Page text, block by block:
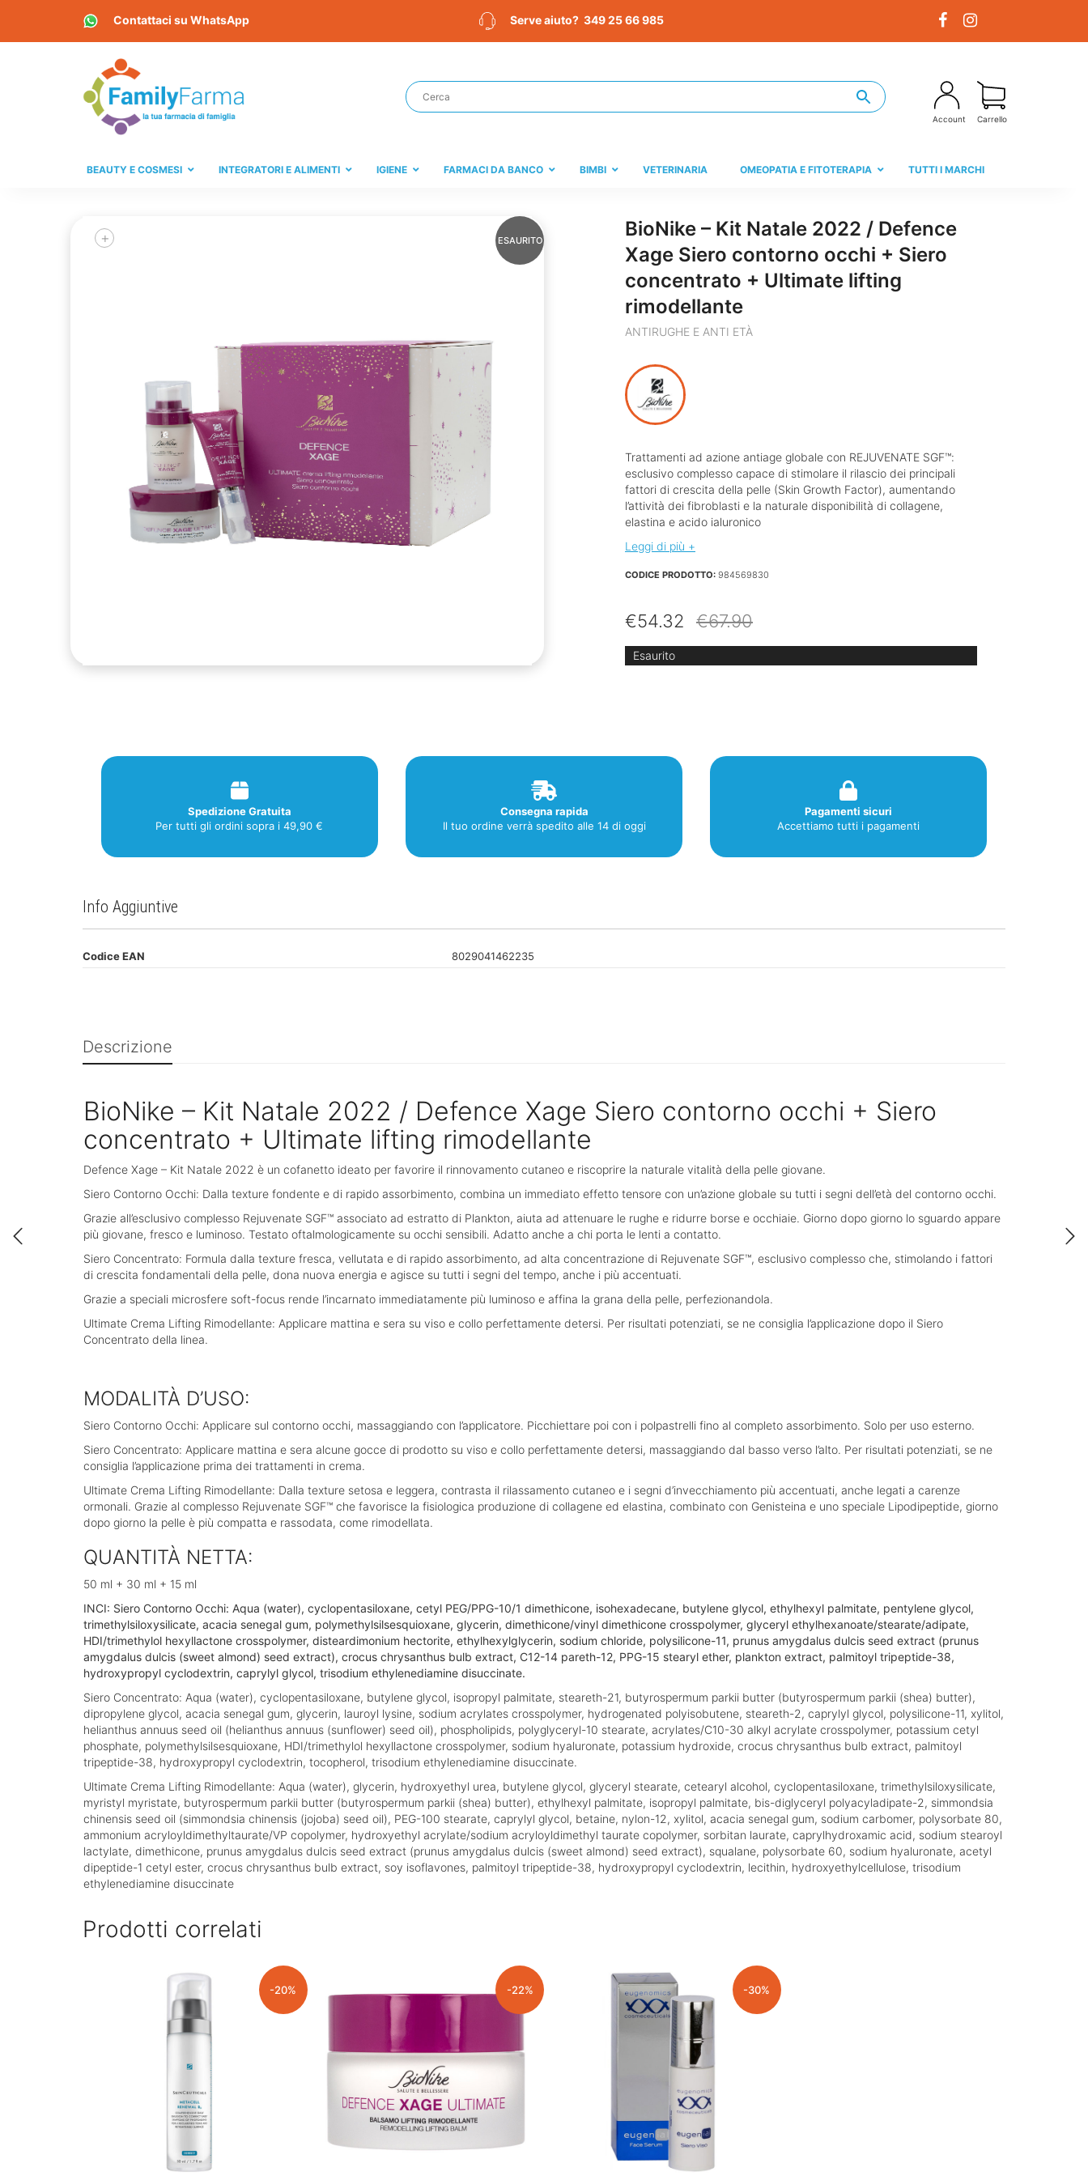
Contattaci su WhatsApp Serve aiuto? 349 25 66 985
Account Carrello
BEAUTY E COSMESI INTEGRATORI E ALIMENTI IGIENE FARMACI DA BANCO BIMBI VETERINARIA OMEOPATIA E FITOTERAPIA TUTTI I MARCHI
ESAURITO
+
BioNike – Kit Natale 2022 / Defence
Xage Siero contorno occhi + Siero
concentrato + Ultimate lifting
rimodellante
ANTIRUGHE E ANTI ETÀ
Trattamenti ad azione antiage globale con REJUVENATE SGF™:
esclusivo complesso capace di stimolare il rilascio dei principali
fattori di crescita della pelle (Skin Growth Factor), aumentando
l’attività dei fibroblasti e la naturale disponibilità di collagene,
elastina e acido ialuronico
Leggi di più +
CODICE PRODOTTO: 984569830
€67.90Il
€54.32
Il
Esaurito
Spedizione Gratuita
Per tutti gli ordini sopra i 49,90 €
Consegna rapida
Il tuo ordine verrà spedito alle 14 di oggi
Pagamenti sicuri
Accettiamo tutti i pagamenti
Info Aggiuntive
Codice EAN 8029041462235
Descrizione
BioNike – Kit Natale 2022 / Defence Xage Siero contorno occhi + Siero
concentrato + Ultimate lifting rimodellante
Defence Xage – Kit Natale 2022 è un cofanetto ideato per favorire il rinnovamento cutaneo e riscoprire la naturale vitalità della pelle giovane.
Siero Contorno Occhi: Dalla texture fondente e di rapido assorbimento, combina un immediato effetto tensore con un’azione globale su tutti i segni dell’età del contorno occhi.
Grazie all’esclusivo complesso Rejuvenate SGF™ associato ad estratto di Plankton, aiuta ad attenuare le rughe e ridurre borse e occhiaie. Giorno dopo giorno lo sguardo appare
più giovane, fresco e luminoso. Testato oftalmologicamente su occhi sensibili. Adatto anche a chi porta le lenti a contatto.
Siero Concentrato: Formula dalla texture fresca, vellutata e di rapido assorbimento, ad alta concentrazione di Rejuvenate SGF™, esclusivo complesso che, stimolando i fattori
di crescita fondamentali della pelle, dona nuova energia e agisce su tutti i segni del tempo, anche i più accentuati.
Grazie a speciali microsfere soft-focus rende l’incarnato immediatamente più luminoso e affina la grana della pelle, perfezionandola.
Ultimate Crema Lifting Rimodellante: Applicare mattina e sera su viso e collo perfettamente detersi. Per risultati potenziati, se ne consiglia l’applicazione dopo il Siero
Concentrato della linea.
MODALITÀ D’USO:
Siero Contorno Occhi: Applicare sul contorno occhi, massaggiando con l’applicatore. Picchiettare poi con i polpastrelli fino al completo assorbimento. Solo per uso esterno.
Siero Concentrato: Applicare mattina e sera alcune gocce di prodotto su viso e collo perfettamente detersi, massaggiando dal basso verso l’alto. Per risultati potenziati, se ne
consiglia l’applicazione prima dei trattamenti in crema.
Ultimate Crema Lifting Rimodellante: Dalla texture setosa e leggera, contrasta il rilassamento cutaneo e i segni d’invecchiamento più accentuati, anche legati a carenze
ormonali. Grazie al complesso Rejuvenate SGF™ che favorisce la fisiologica produzione di collagene ed elastina, combinato con Genisteina e uno speciale Lipodipeptide, giorno
dopo giorno la pelle è più compatta e rassodata, come rimodellata.
QUANTITÀ NETTA:
50 ml + 30 ml + 15 ml
INCI: Siero Contorno Occhi: Aqua (water), cyclopentasiloxane, cetyl PEG/PPG-10/1 dimethicone, isohexadecane, butylene glycol, ethylhexyl palmitate, pentylene glycol,
trimethylsiloxysilicate, acacia senegal gum, polymethylsilsesquioxane, glycerin, dimethicone/vinyl dimethicone crosspolymer, glyceryl ethylhexanoate/stearate/adipate,
HDI/trimethylol hexyllactone crosspolymer, disteardimonium hectorite, ethylhexylglycerin, sodium chloride, polysilicone-11, prunus amygdalus dulcis seed extract (prunus
amygdalus dulcis (sweet almond) seed extract), crocus chrysanthus bulb extract, C12-14 pareth-12, PPG-15 stearyl ether, plankton extract, palmitoyl tripeptide-38,
hydroxypropyl cyclodextrin, caprylyl glycol, trisodium ethylenediamine disuccinate.
Siero Concentrato: Aqua (water), cyclopentasiloxane, butylene glycol, isopropyl palmitate, steareth-21, butyrospermum parkii butter (butyrospermum parkii (shea) butter),
dipropylene glycol, acacia senegal gum, glycerin, lauroyl lysine, sodium acrylates crosspolymer, hydrogenated polyisobutene, steareth-2, caprylyl glycol, polysilicone-11, xylitol,
helianthus annuus seed oil (helianthus annuus (sunflower) seed oil), phospholipids, polyglyceryl-10 stearate, acrylates/C10-30 alkyl acrylate crosspolymer, potassium cetyl
phosphate, polymethylsilsesquioxane, HDI/trimethylol hexyllactone crosspolymer, sodium hyaluronate, potassium hydroxide, crocus chrysanthus bulb extract, palmitoyl
tripeptide-38, hydroxypropyl cyclodextrin, tocopherol, trisodium ethylenediamine disuccinate.
Ultimate Crema Lifting Rimodellante: Aqua (water), glycerin, hydroxyethyl urea, butylene glycol, glyceryl stearate, cetearyl alcohol, cyclopentasiloxane, trimethylsiloxysilicate,
myristyl myristate, butyrospermum parkii butter (butyrospermum parkii (shea) butter), ethylhexyl palmitate, isopropyl palmitate, bis-diglyceryl polyacyladipate-2, simmondsia
chinensis seed oil (simmondsia chinensis (jojoba) seed oil), PEG-100 stearate, caprylyl glycol, betaine, nylon-12, xylitol, acacia senegal gum, sodium carbomer, polysorbate 80,
ammonium acryloyldimethyltaurate/VP copolymer, hydroxyethyl acrylate/sodium acryloyldimethyl taurate copolymer, sorbitan laurate, caprylhydroxamic acid, sodium stearoyl
lactylate, dimethicone, prunus amygdalus dulcis seed extract (prunus amygdalus dulcis (sweet almond) seed extract), squalane, polysorbate 60, sodium hyaluronate, acetyl
dipeptide-1 cetyl ester, crocus chrysanthus bulb extract, soy isoflavones, palmitoyl tripeptide-38, hydroxypropyl cyclodextrin, lecithin, hydroxyethylcellulose, trisodium
ethylenediamine disuccinate
Prodotti correlati
-20% -22% -30%